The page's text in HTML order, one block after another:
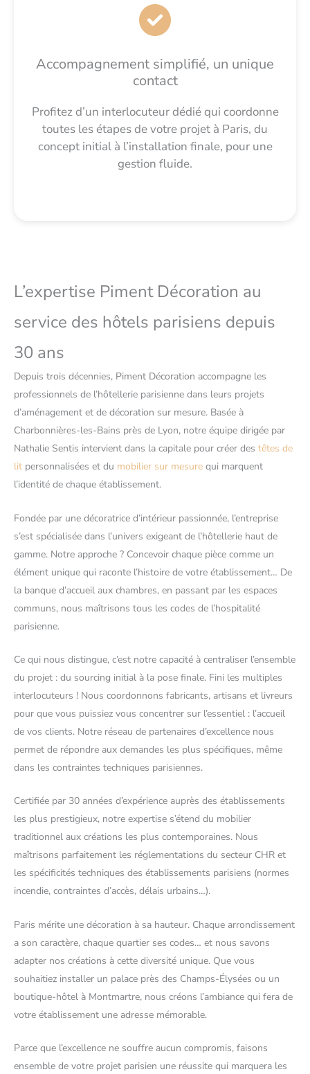
Accompagnement simplifié, un unique
contact
Profitez d’un interlocuteur dédié qui coordonne
toutes les étapes de votre projet à Paris, du
concept initial à l’installation finale, pour une
gestion fluide.
L’expertise Piment Décoration au
service des hôtels parisiens depuis
30 ans
Depuis trois décennies, Piment Décoration accompagne les
professionnels de l’hôtellerie parisienne dans leurs projets
d’aménagement et de décoration sur mesure. Basée à
Charbonnières-les-Bains près de Lyon, notre équipe dirigée par
Nathalie Sentis intervient dans la capitale pour créer des têtes de
lit personnalisées et du mobilier sur mesure qui marquent
l’identité de chaque établissement.
Fondée par une décoratrice d’intérieur passionnée, l’entreprise
s’est spécialisée dans l’univers exigeant de l’hôtellerie haut de
gamme. Notre approche ? Concevoir chaque pièce comme un
élément unique qui raconte l’histoire de votre établissement… De
la banque d’accueil aux chambres, en passant par les espaces
communs, nous maîtrisons tous les codes de l’hospitalité
parisienne.
Ce qui nous distingue, c’est notre capacité à centraliser l’ensemble
du projet : du sourcing initial à la pose finale. Fini les multiples
interlocuteurs ! Nous coordonnons fabricants, artisans et livreurs
pour que vous puissiez vous concentrer sur l’essentiel : l’accueil
de vos clients. Notre réseau de partenaires d’excellence nous
permet de répondre aux demandes les plus spécifiques, même
dans les contraintes techniques parisiennes.
Certifiée par 30 années d’expérience auprès des établissements
les plus prestigieux, notre expertise s’étend du mobilier
traditionnel aux créations les plus contemporaines. Nous
maîtrisons parfaitement les réglementations du secteur CHR et
les spécificités techniques des établissements parisiens (normes
incendie, contraintes d’accès, délais urbains…).
Paris mérite une décoration à sa hauteur. Chaque arrondissement
a son caractère, chaque quartier ses codes… et nous savons
adapter nos créations à cette diversité unique. Que vous
souhaitiez installer un palace près des Champs-Élysées ou un
boutique-hôtel à Montmartre, nous créons l’ambiance qui fera de
votre établissement une adresse mémorable.
Parce que l’excellence ne souffre aucun compromis, faisons
ensemble de votre projet parisien une réussite qui marquera les